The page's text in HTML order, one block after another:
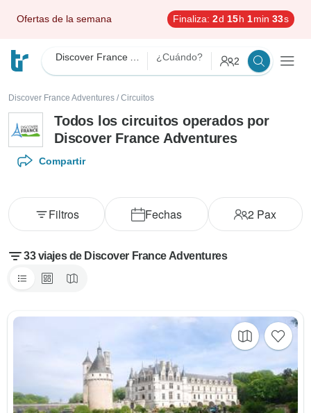
Ofertas de la semana Finaliza: 2d 15h 1min 31s
¿Cuándo? 2
Discover France Adventures / Circuitos
Todos los circuitos operados por
Discover France Adventures
Compartir
Fechas 2 Pax
Filtros
33 viajes de Discover France Adventures